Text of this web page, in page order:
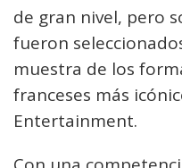
de gran nivel, pero
fueron
muestra de los
franceses más
Entertainment.